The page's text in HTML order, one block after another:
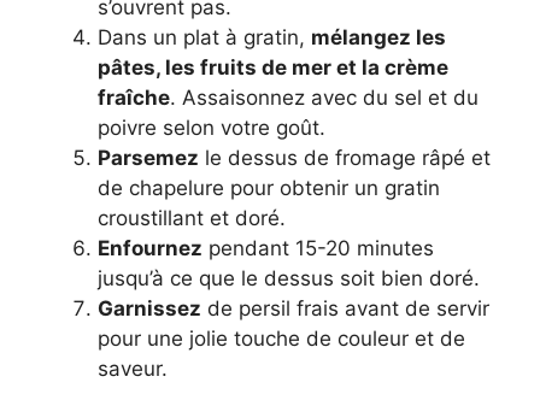
s’ouvrent pas.
Dans un plat à gratin, mélangez les
pâtes, les fruits de mer et la crème
fraîche. Assaisonnez avec du sel et du
poivre selon votre goût.
Parsemez le dessus de fromage râpé et
de chapelure pour obtenir un gratin
croustillant et doré.
Enfournez pendant 15-20 minutes
jusqu’à ce que le dessus soit bien doré.
Garnissez de persil frais avant de servir
pour une jolie touche de couleur et de
saveur.